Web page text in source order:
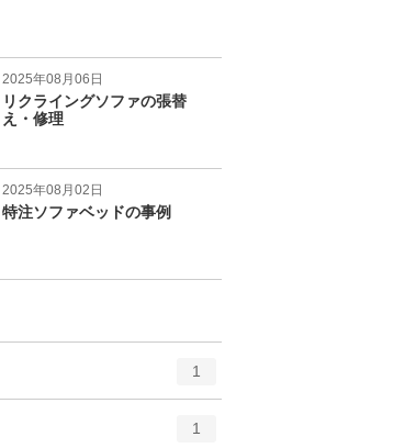
2025年08月06日
リクライングソファの張替
え・修理
2025年08月02日
特注ソファベッドの事例
1
1